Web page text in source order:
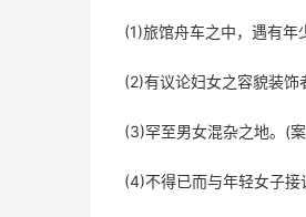
(1)旅馆舟车之中，遇有年
(2)有议论妇女之容貌装饰
(3)罕至男女混杂之地。(
(4)不得已而与年轻女子接